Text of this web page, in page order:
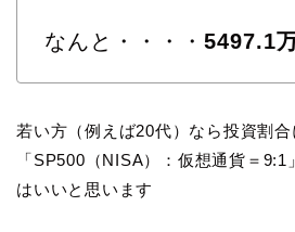
なんと・・・・ 5497.1
若い方（例えば20代）なら投資割
「SP500（NISA）：仮想通貨＝9:1
はいいと思います